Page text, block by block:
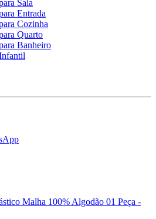
Sala
Entrada
Cozinha
Quarto
Banheiro
Malha 100% Algodão 01 Peça -